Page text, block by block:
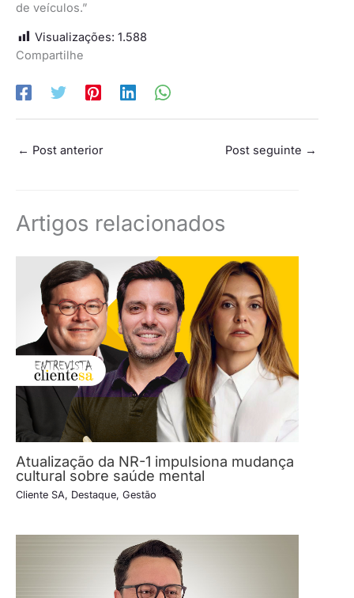
de veículos.”
Visualizações: 1.588
Compartilhe
← Post anterior Post seguinte →
Artigos relacionados
Atualização da NR-1 impulsiona mudança
cultural sobre saúde mental
Cliente SA, Destaque, Gestão